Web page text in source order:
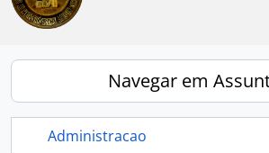
Navegar em
Administracao